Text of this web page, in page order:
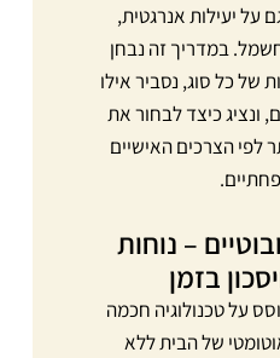
על יעילות אנרגטית,
חשמל. במדריך זה נבחן
של כל סוג, נסביר אילו
ונציג כיצד לבחור את
לפי הצרכים האישיים
– נוחות
בזמן
על טכנולוגיה חכמה
של הבית ללא